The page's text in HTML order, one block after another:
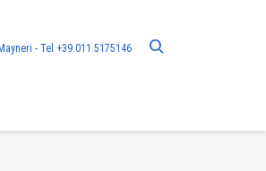
- Tel +39.011.5175146